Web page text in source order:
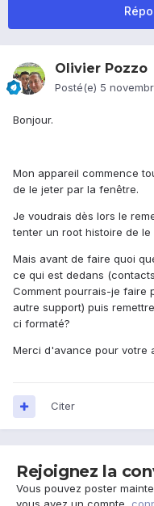
Olivier Pozzo
Posté(e) 5
Bonjour.
Mon appareil commence
de le jeter par la fenêtre.
Je voudrais dès lors le
tenter un root histoire de
Mais avant de faire quoi
ce qui est dedans
Comment pourrais-je faire
autre support) puis
ci formaté?
Merci d'avance pour votre
Citer
Rejoignez la
Vous pouvez poster